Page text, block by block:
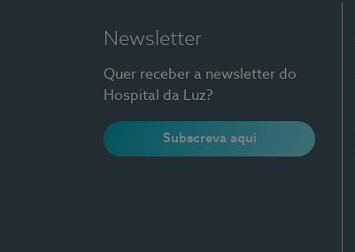
Newsletter
Quer receber a newsletter do
Hospital da Luz?
Subscreva aqui